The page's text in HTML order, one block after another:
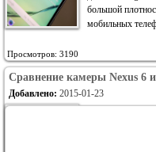
большой
мобильных
Просмотров: 3190
Сравнение камеры Nexus 6
Добавлено: 2015-01-23